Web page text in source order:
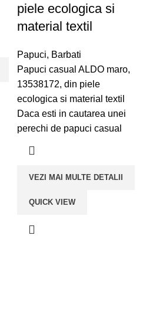
piele ecologica si
material textil
Papuci, Barbati
Papuci casual ALDO maro,
13538172, din piele
ecologica si material textil
Daca esti in cautarea unei
perechi de papuci casual
VEZI MAI MULTE DETALII
QUICK VIEW